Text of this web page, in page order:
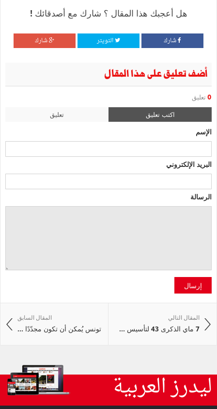
هل أعجبك هذا المقال ؟ شارك مع أصدقائك !
شارك التويتر شارك
أضف تعليق على هذا المقال
0 تعليق
اكتب تعليق تعليق
الإسم
البريد الإلكتروني
الرسالة
إرسال
المقال السابق
تونس يُمكن أن تكون مجدّدًا ...
المقال التالي
7 ماي الذكرى 43 لتأسيس ...
ليدرز العربية